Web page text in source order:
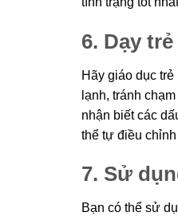
6. Dạy
Hãy giáo dục
lạnh, tránh
nhận biết các
thể tự điều
7. Sử
Bạn có thể sử